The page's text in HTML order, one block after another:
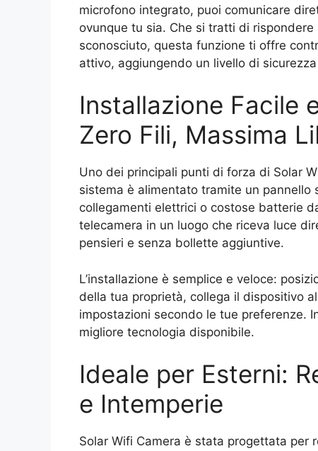
microfono integrato, puoi comunicare
ovunque tu sia. Che si tratti di
sconosciuto, questa funzione ti offre
attivo, aggiungendo un livello di
Installazione Facile
Zero Fili, Massima
Uno dei principali punti di forza di Solar
sistema è alimentato tramite un
collegamenti elettrici o costose batterie
telecamera in un luogo che riceva luce
pensieri e senza bollette aggiuntive.
L’installazione è semplice e veloce:
della tua proprietà, collega il dispositivo
impostazioni secondo le tue preferenze.
migliore tecnologia disponibile.
Ideale per Esterni:
e Intemperie
Solar Wifi Camera è stata progettata per